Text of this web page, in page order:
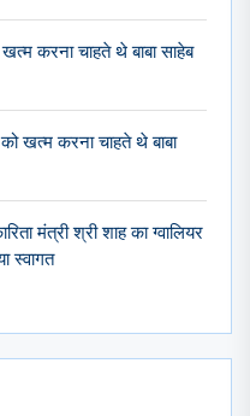
करना चाहते थे बाबा साहेब
खत्म करना चाहते थे बाबा
मंत्री श्री शाह का ग्वालियर
स्वागत